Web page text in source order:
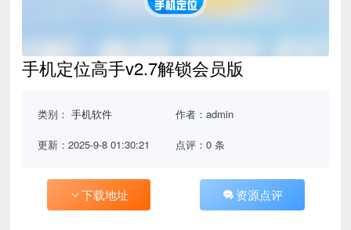
手机定位高手v2.7解锁会员版
类别：手机软件 作者：admin
更新：2025-9-8 01:30:21 点评：0 条
下载地址 资源点评